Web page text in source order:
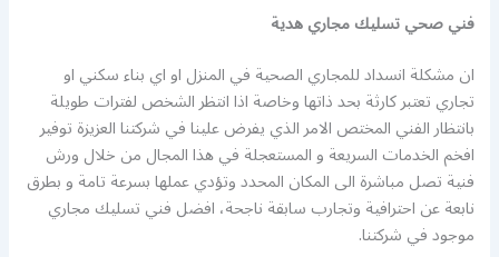
فني صحي تسليك مجاري هدية
ان مشكلة انسداد للمجاري الصحية في المنزل او اي بناء سكني او
تجاري تعتبر كارثة بحد ذاتها وخاصة اذا انتظر الشخص لفترات طويلة
بانتظار الفني المختص الامر الذي يفرض علينا في شركتنا العزيزة توفير
افخم الخدمات السريعة و المستعجلة في هذا المجال من خلال ورش
فنية تصل مباشرة الى المكان المحدد وتؤدي عملها بسرعة تامة و بطرق
نابعة عن احترافية وتجارب سابقة ناجحة، افضل فني تسليك مجاري
موجود في شركتنا.